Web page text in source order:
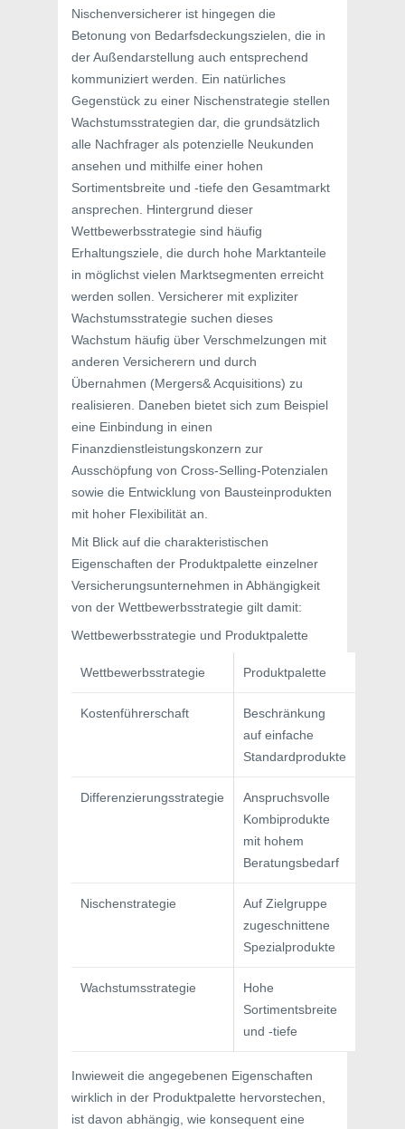
Nischenversicherer ist hingegen die
Betonung von Bedarfsdeckungszielen, die in
der Außendarstellung auch entsprechend
kommuniziert werden. Ein natürliches
Gegenstück zu einer Nischenstrategie stellen
Wachstumsstrategien dar, die grundsätzlich
alle Nachfrager als potenzielle Neukunden
ansehen und mithilfe einer hohen
Sortimentsbreite und -tiefe den Gesamtmarkt
ansprechen. Hintergrund dieser
Wettbewerbsstrategie sind häufig
Erhaltungsziele, die durch hohe Marktanteile
in möglichst vielen Marktsegmenten erreicht
werden sollen. Versicherer mit expliziter
Wachstumsstrategie suchen dieses
Wachstum häufig über Verschmelzungen mit
anderen Versicherern und durch
Übernahmen (Mergers& Acquisitions) zu
realisieren. Daneben bietet sich zum Beispiel
eine Einbindung in einen
Finanzdienstleistungskonzern zur
Ausschöpfung von Cross-Selling-Potenzialen
sowie die Entwicklung von Bausteinprodukten
mit hoher Flexibilität an.
Mit Blick auf die charakteristischen
Eigenschaften der Produktpalette einzelner
Versicherungsunternehmen in Abhängigkeit
von der Wettbewerbsstrategie gilt damit:
Wettbewerbsstrategie und Produktpalette
Wettbewerbsstrategie Produktpalette
Kostenführerschaft
Beschränkung
auf einfache
Standardprodukte
Differenzierungsstrategie
Anspruchsvolle
Kombiprodukte
mit hohem
Beratungsbedarf
Nischenstrategie
Auf Zielgruppe
zugeschnittene
Spezialprodukte
Wachstumsstrategie
Hohe
Sortimentsbreite
und -tiefe
Inwieweit die angegebenen Eigenschaften
wirklich in der Produktpalette hervorstechen,
ist davon abhängig, wie konsequent eine